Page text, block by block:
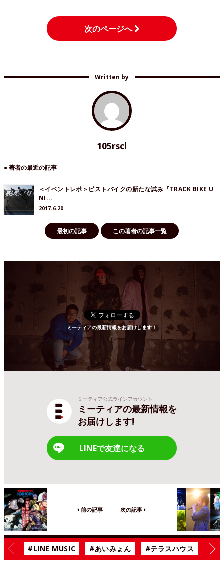
次のページへ
Written by
105rscl
● 著者の最近の記事
＜イベントレポ＞ピストバイクの新たな試み『TRACK BIKE U
NI...
2017.6.20
最初の記事 この著者の記事一覧
ミーティアの最新情報をお届けします！
ミーティア公式ラインアカウント
ミーティアの最新情報を
お届けします!
LINEで友達になる
前の記事 次の記事
#LINE MUSIC #あいみょん #テラスハウス #